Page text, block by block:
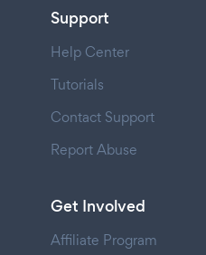
Support
Help Center
Tutorials
Contact Support
Report Abuse
Get Involved
Affiliate Program